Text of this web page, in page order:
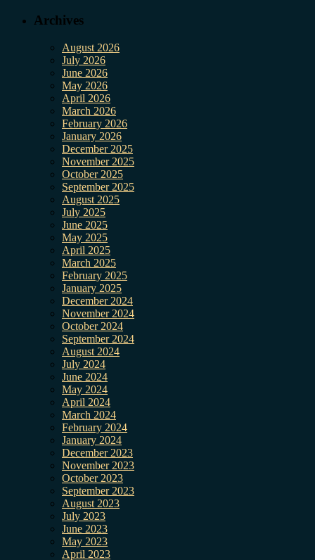
Archives
August 2026
July 2026
June 2026
May 2026
April 2026
March 2026
February 2026
January 2026
December 2025
November 2025
October 2025
September 2025
August 2025
July 2025
June 2025
May 2025
April 2025
March 2025
February 2025
January 2025
December 2024
November 2024
October 2024
September 2024
August 2024
July 2024
June 2024
May 2024
April 2024
March 2024
February 2024
January 2024
December 2023
November 2023
October 2023
September 2023
August 2023
July 2023
June 2023
May 2023
April 2023